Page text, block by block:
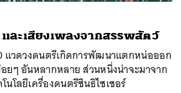
และเสียงเพลงจากสรรพสัตว์
แวดวงดนตรีเกิดการพัฒนาแตกหน่อออก
ยๆ อันหลากหลาย ส่วนหนึ่งน่าจะมาจาก
โลยีเครื่องดนตรีซินธิไซเซอร์